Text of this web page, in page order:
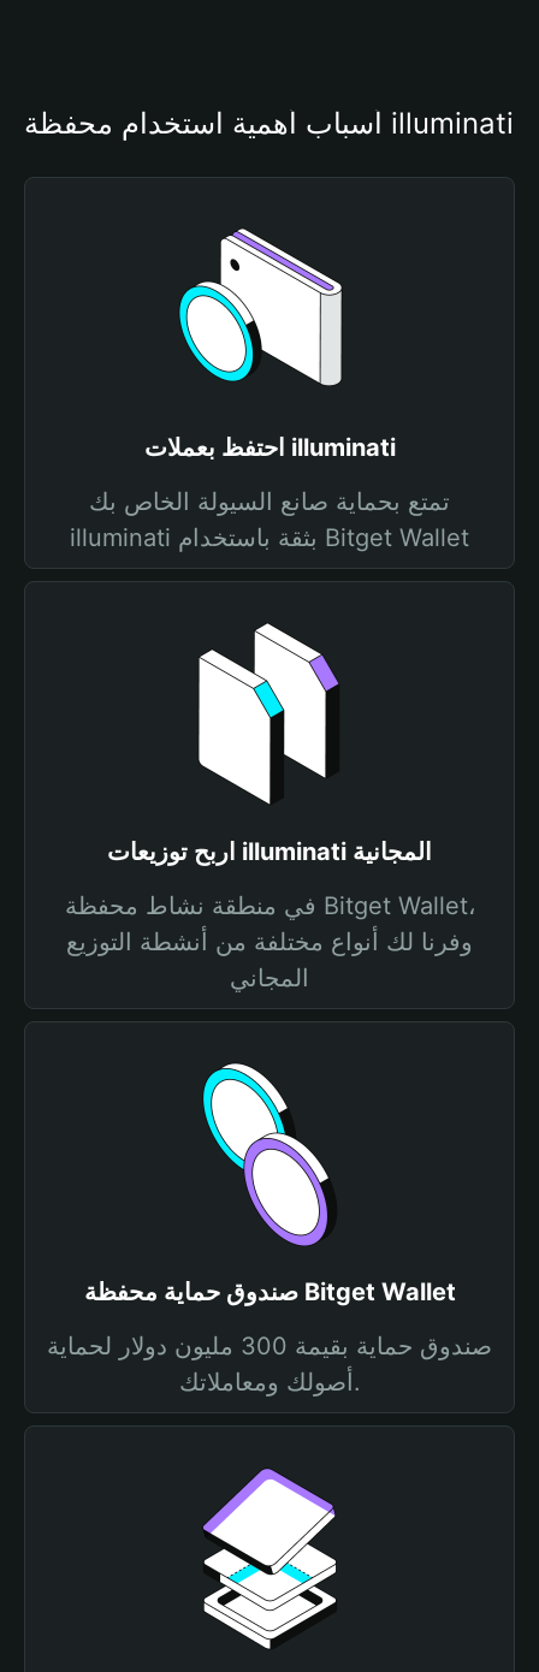
أسباب أهمية استخدام محفظة illuminati
احتفظ بعملات illuminati
تمتع بحماية صانع السيولة الخاص بك
illuminati بثقة باستخدام Bitget Wallet
اربح توزيعات illuminati المجانية
في منطقة نشاط محفظة Bitget Wallet،
وفرنا لك أنواع مختلفة من أنشطة التوزيع
المجاني
صندوق حماية محفظة Bitget Wallet
صندوق حماية بقيمة 300 مليون دولار لحماية
أصولك ومعاملاتك.